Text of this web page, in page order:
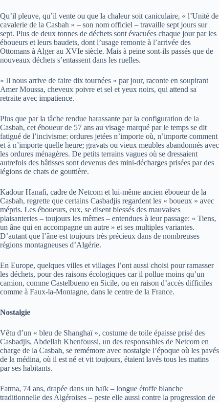
Qu’il pleuve, qu’il vente ou que la chaleur soit caniculaire, « l’Unité de
cavalerie de la Casbah » – son nom officiel – travaille sept jours sur
sept. Plus de deux tonnes de déchets sont évacuées chaque jour par les
éboueurs et leurs baudets, dont l’usage remonte à l’arrivée des
Ottomans à Alger au XVIe siècle. Mais à peine sont-ils passés que de
nouveaux déchets s’entassent dans les ruelles.
« Il nous arrive de faire dix tournées » par jour, raconte en soupirant
Amer Moussa, cheveux poivre et sel et yeux noirs, qui attend sa
retraite avec impatience.
Plus que par la tâche rendue harassante par la configuration de la
Casbah, cet éboueur de 57 ans au visage marqué par le temps se dit
fatigué de l’incivisme: ordures jetées n’importe où, n’importe comment
et à n’importe quelle heure; gravats ou vieux meubles abandonnés avec
les ordures ménagères. De petits terrains vagues où se dressaient
autrefois des bâtisses sont devenus des mini-décharges prisées par des
légions de chats de gouttière.
Kadour Hanafi, cadre de Netcom et lui-même ancien éboueur de la
Casbah, regrette que certains Casbadjis regardent les « boueux » avec
mépris. Les éboueurs, eux, se disent blessés des mauvaises
plaisanteries – toujours les mêmes – entendues à leur passage: « Tiens,
un âne qui en accompagne un autre » et ses multiples variantes.
D’autant que l’âne est toujours très précieux dans de nombreuses
régions montagneuses d’Algérie.
En Europe, quelques villes et villages l’ont aussi choisi pour ramasser
les déchets, pour des raisons écologiques car il pollue moins qu’un
camion, comme Castelbueno en Sicile, ou en raison d’accès difficiles
comme à Faux-la-Montagne, dans le centre de la France.
Nostalgie
Vêtu d’un « bleu de Shanghaï », costume de toile épaisse prisé des
Casbadjis, Abdellah Khenfoussi, un des responsables de Netcom en
charge de la Casbah, se remémore avec nostalgie l’époque où les pavés
de la médina, où il est né et vit toujours, étaient lavés tous les matins
par ses habitants.
Fatma, 74 ans, drapée dans un haïk – longue étoffe blanche
traditionnelle des Algéroises – peste elle aussi contre la progression de